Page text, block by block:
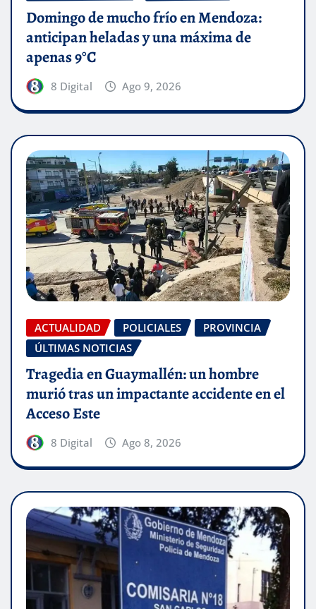
Domingo de mucho frío en Mendoza:
anticipan heladas y una máxima de
apenas 9°C
8 Digital Ago 9, 2026
ACTUALIDAD POLICIALES
PROVINCIA
ÚLTIMAS NOTICIAS
Tragedia en Guaymallén: un hombre
murió tras un impactante accidente en el
Acceso Este
8 Digital Ago 8, 2026